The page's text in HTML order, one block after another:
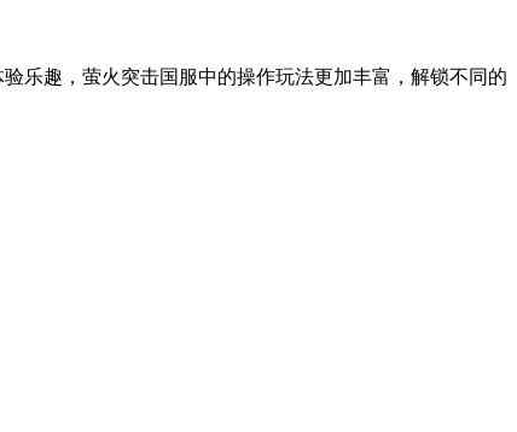
乐趣，萤火突击国服中的操作玩法更加丰富，解锁不同的